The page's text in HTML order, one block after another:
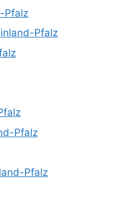
Pfalz
Pfalz
Pfalz
Pfalz